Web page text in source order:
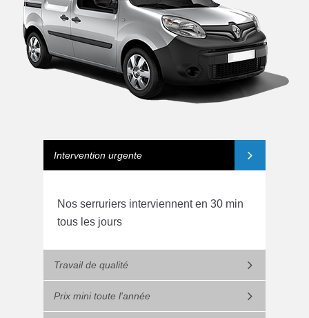
Intervention urgente
Nos serruriers interviennent en 30 min
tous les jours
Travail de qualité
Prix mini toute l'année